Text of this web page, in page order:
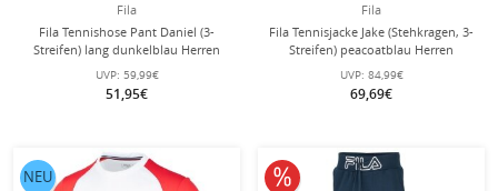
Fila
Fila Tennishose Pant Daniel (3-
Streifen) lang dunkelblau Herren
UVP: 59,99€
51,95€
Fila
Fila Tennisjacke Jake (Stehkragen, 3-
Streifen) peacoatblau Herren
UVP: 84,99€
69,69€
NEU 10% reduziert